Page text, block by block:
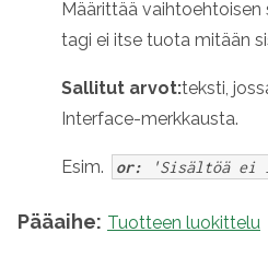
Määrittää vaihtoehtoisen
tagi ei itse tuota mitään
Sallitut arvot:teksti,
Interface-merkkausta.
Esim. or: 'Sisältöä ei
Pääaihe: Tuotteen luokittelu